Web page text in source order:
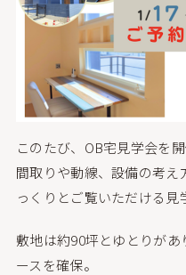
このたび、OB宅見学会を開
間取りや動線、設備の考え
っくりとご覧いただける見
敷地は約90坪とゆとりがあ
ースを確保。